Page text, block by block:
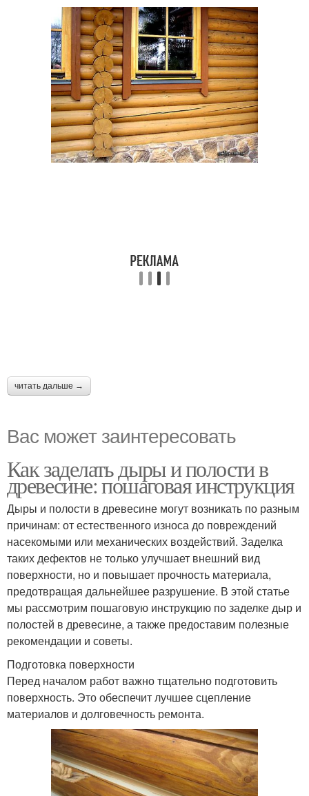
читать дальше →
Вас может заинтересовать
Как заделать дыры и полости в
древесине: пошаговая инструкция
Дыры и полости в древесине могут возникать по разным
причинам: от естественного износа до повреждений
насекомыми или механических воздействий. Заделка
таких дефектов не только улучшает внешний вид
поверхности, но и повышает прочность материала,
предотвращая дальнейшее разрушение. В этой статье
мы рассмотрим пошаговую инструкцию по заделке дыр и
полостей в древесине, а также предоставим полезные
рекомендации и советы.
Подготовка поверхности
Перед началом работ важно тщательно подготовить
поверхность. Это обеспечит лучшее сцепление
материалов и долговечность ремонта.